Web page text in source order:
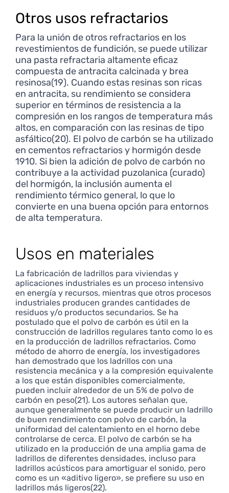
Otros usos refractarios
Para la unión de otros refractarios en los
revestimientos de fundición, se puede utilizar
una pasta refractaria altamente eficaz
compuesta de antracita calcinada y brea
resinosa(19). Cuando estas resinas son ricas
en antracita, su rendimiento se considera
superior en términos de resistencia a la
compresión en los rangos de temperatura más
altos, en comparación con las resinas de tipo
asfáltico(20). El polvo de carbón se ha utilizado
en cementos refractarios y hormigón desde
1910. Si bien la adición de polvo de carbón no
contribuye a la actividad puzolanica (curado)
del hormigón, la inclusión aumenta el
rendimiento térmico general, lo que lo
convierte en una buena opción para entornos
de alta temperatura.
Usos en materiales
La fabricación de ladrillos para viviendas y
aplicaciones industriales es un proceso intensivo
en energía y recursos, mientras que otros procesos
industriales producen grandes cantidades de
residuos y/o productos secundarios. Se ha
postulado que el polvo de carbón es útil en la
construcción de ladrillos regulares tanto como lo es
en la producción de ladrillos refractarios. Como
método de ahorro de energía, los investigadores
han demostrado que los ladrillos con una
resistencia mecánica y a la compresión equivalente
a los que están disponibles comercialmente,
pueden incluir alrededor de un 5% de polvo de
carbón en peso(21). Los autores señalan que,
aunque generalmente se puede producir un ladrillo
de buen rendimiento con polvo de carbón, la
uniformidad del calentamiento en el horno debe
controlarse de cerca. El polvo de carbón se ha
utilizado en la producción de una amplia gama de
ladrillos de diferentes densidades, incluso para
ladrillos acústicos para amortiguar el sonido, pero
como es un «aditivo ligero», se prefiere su uso en
ladrillos más ligeros(22).